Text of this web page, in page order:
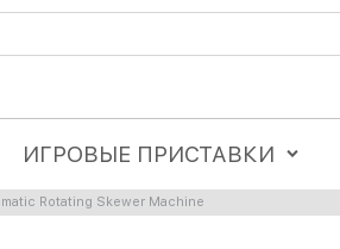
ИГРОВЫЕ ПРИСТАВКИ
Rotating Skewer Machine